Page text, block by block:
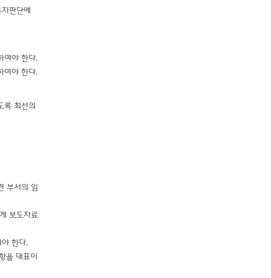
판단에
여야 한다.
여야 한다.
록 최선의
부서의 임
보도자료
한다.
을 대표이